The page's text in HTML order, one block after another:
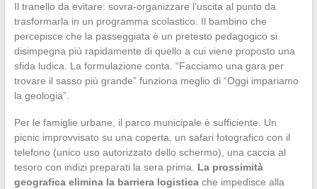
Il tranello da evitare: sovra-organizzare l’uscita al punto da
trasformarla in un programma scolastico. Il bambino che
percepisce che la passeggiata è un pretesto pedagogico si
disimpegna più rapidamente di quello a cui viene proposto una
sfida ludica. La formulazione conta. “Facciamo una gara per
trovare il sasso più grande” funziona meglio di “Oggi impariamo
la geologia”.
Per le famiglie urbane, il parco municipale è sufficiente. Un
picnic improvvisato su una coperta, un safari fotografico con il
telefono (unico uso autorizzato dello schermo), una caccia al
tesoro con indizi preparati la sera prima. La prossimità
geografica elimina la barriera logisticache impedisce alla